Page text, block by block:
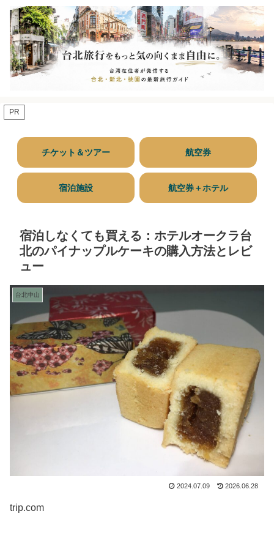
PR
チケット＆ツアー 航空券
宿泊施設 航空券＋ホテル
宿泊しなくても買える：ホテルオークラ台
北のパイナップルケーキの購入方法とレビ
ュー
台北中山
2024.07.09 2026.06.28
trip.com